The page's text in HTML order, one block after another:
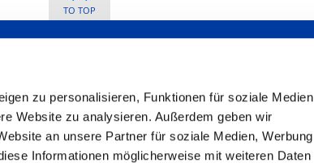
zu personalisieren, Funktionen für soziale Medien
Website zu analysieren. Außerdem geben wir
an unsere Partner für soziale Medien, Werbung
Informationen möglicherweise mit weiteren Daten
TO TOP
Certificates